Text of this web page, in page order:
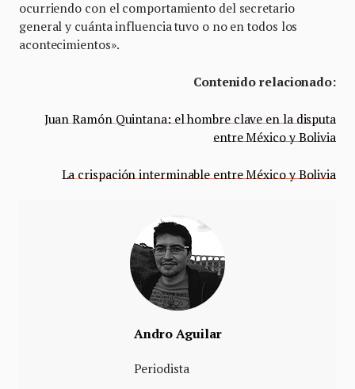
ocurriendo con el comportamiento del secretario
general y cuánta influencia tuvo o no en todos los
acontecimientos».
Contenido relacionado:
Juan Ramón Quintana: el hombre clave en la disputa
entre México y Bolivia
La crispación interminable entre México y Bolivia
Andro Aguilar
Periodista